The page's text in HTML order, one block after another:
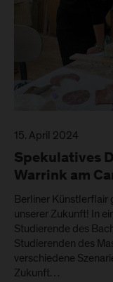
15. April 2024
Spekulatives
Warrink am
Berliner
unserer Zukunft! In
Studierende des
Studierenden des
verschiedene
Zukunft…